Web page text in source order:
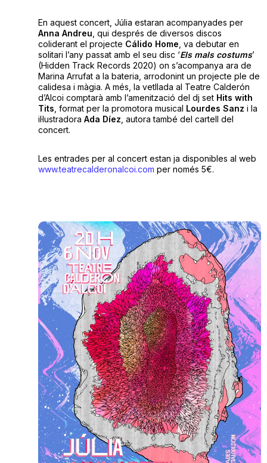
En aquest concert, Júlia estaran acompanyades per
Anna Andreu , qui després de diversos discos
coliderant el projecte Cálido Home , va debutar en
solitari l’any passat amb el seu disc ‘Els mals costums’
(Hidden Track Records 2020) on s’acompanya ara de
Marina Arrufat a la bateria, arrodonint un projecte ple de
calidesa i màgia. A més, la vetllada al Teatre Calderón
d’Alcoi comptarà amb l’amenització del dj set Hits with
Tits , format per la promotora musical Lourdes Sanz i la
il·lustradora Ada Díez , autora també del cartell del
concert.
Les entrades per al concert estan ja disponibles al web
www.teatrecalderonalcoi.com per només 5€.